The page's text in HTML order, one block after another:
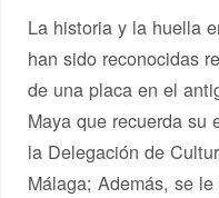
La historia y la huella
han sido reconocidas
de una placa en el
Maya que recuerda
la Delegación de
Málaga; Además, se